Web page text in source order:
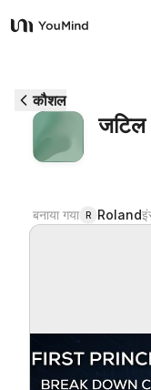
YouMind
डाउनलोड
कौशल
जटिल
बनाया गया R Roland